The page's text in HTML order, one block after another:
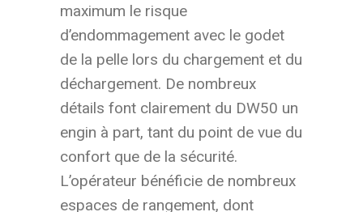
maximum le risque
d’endommagement avec le godet
de la pelle lors du chargement et du
déchargement. De nombreux
détails font clairement du DW50 un
engin à part, tant du point de vue du
confort que de la sécurité.
L’opérateur bénéficie de nombreux
espaces de rangement, dont